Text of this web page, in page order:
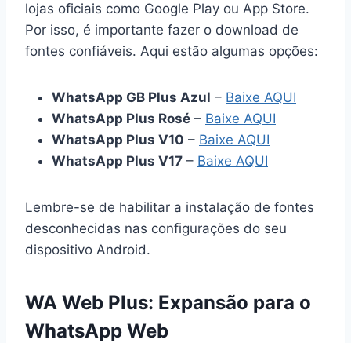
lojas oficiais como Google Play ou App Store.
Por isso, é importante fazer o download de
fontes confiáveis. Aqui estão algumas opções:
WhatsApp GB Plus Azul – Baixe AQUI
WhatsApp Plus Rosé – Baixe AQUI
WhatsApp Plus V10 – Baixe AQUI
WhatsApp Plus V17 – Baixe AQUI
Lembre-se de habilitar a instalação de fontes
desconhecidas nas configurações do seu
dispositivo Android.
WA Web Plus: Expansão para o
WhatsApp Web